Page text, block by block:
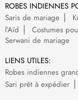
ROBES INDIENNES
Saris de mariage
l’Aïd
Costumes
Serwani de mariage
LIENS UTILES:
Robes indiennes
Sari prêt à expédier